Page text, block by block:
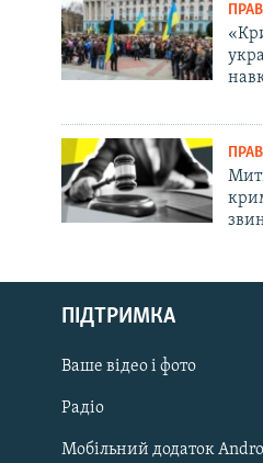
Русский
Qırımtatar
ДОЛУЧАЙСЯ!
ПІДТРИМКА
Ваше відео і фото
Радіо
Мобільний додаток